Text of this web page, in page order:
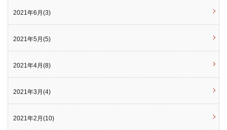
2021年6月(3)
2021年5月(5)
2021年4月(8)
2021年3月(4)
2021年2月(10)